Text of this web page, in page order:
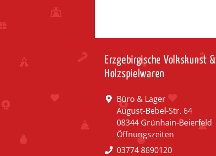
Erzgebirgische Volkskunst &
Holzspielwaren
Büro & Lager
August-Bebel-Str. 64
08344 Grünhain-Beierfeld
Öffnungszeiten
03774 8690120